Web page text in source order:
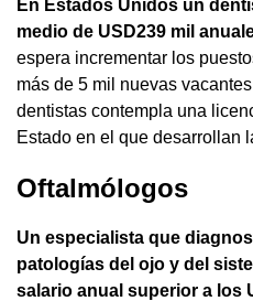
En Estados Unidos un
medio de USD239 mil
espera incrementar los
más de 5 mil nuevas
dentistas contempla una
Estado en el que desarrollan
Oftalmólogos
Un especialista que
patologías del ojo y del
salario anual superior a los